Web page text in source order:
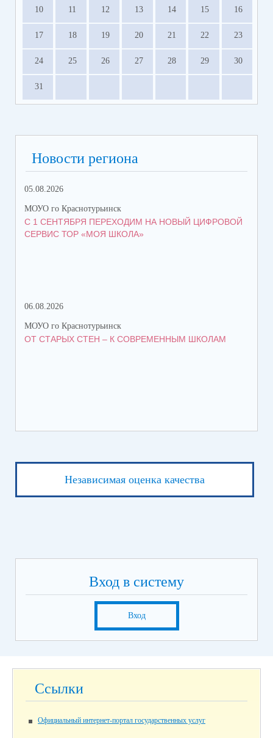
10 11 12 13 14 15 16
17 18 19 20 21 22 23
24 25 26 27 28 29 30
31
Новости региона
05.08.2026
МОУО го Краснотурьинск
С 1 СЕНТЯБРЯ ПЕРЕХОДИМ НА НОВЫЙ ЦИФРОВОЙ
СЕРВИС ТОР «МОЯ ШКОЛА»
06.08.2026
МОУО го Краснотурьинск
ОТ СТАРЫХ СТЕН – К СОВРЕМЕННЫМ ШКОЛАМ
Независимая оценка качества
Вход в систему
Вход
Ссылки
Официальный интернет-портал государственных услуг